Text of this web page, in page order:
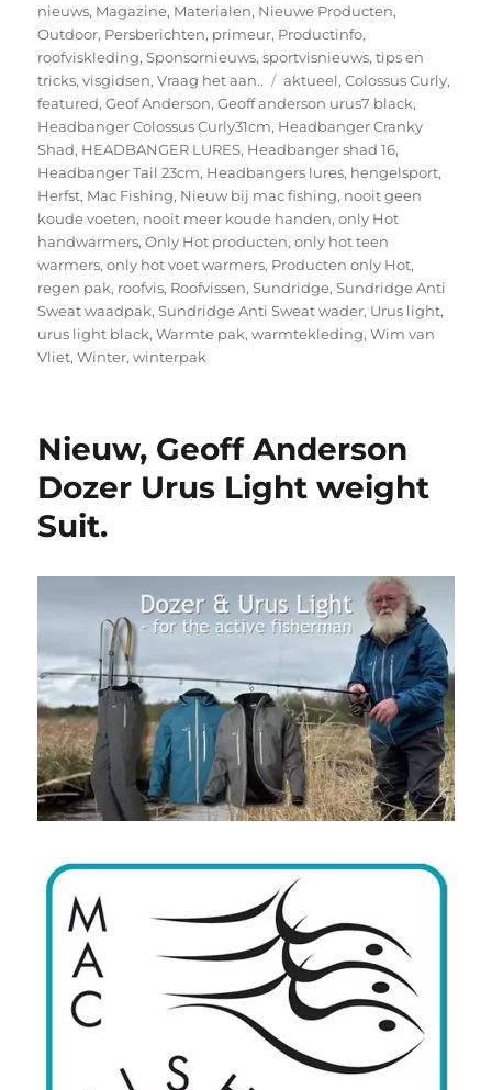
nieuws, Magazine, Materialen, Nieuwe Producten,
Outdoor, Persberichten, primeur, Productinfo,
roofviskleding,Sponsornieuws,sportvisnieuws,tips en
tricks,visgidsen,Vraag het aan.. Tags
aktueel,Colossus Curly,
featured,Geof Anderson,Geoff anderson urus7 black,
Headbanger Colossus Curly31cm, Headbanger Cranky
Shad, HEADBANGER LURES, Headbanger shad 16,
Headbanger Tail 23cm, Headbangers lures, hengelsport,
Herfst, Mac Fishing, Nieuw bij mac fishing, nooit geen
koude voeten, nooit meer koude handen,only Hot
handwarmers,Only Hot producten,only hot teen
warmers,only hot voet warmers, Producten only Hot,
regen pak, roofvis, Roofvissen,Sundridge,Sundridge Anti
Sweat waadpak,Sundridge Anti Sweat wader, Urus light,
urus light black,Warmte pak,warmtekleding,Wim van
Vliet,Winter,winterpak
Nieuw, Geoff Anderson
Dozer Urus Light weight
Suit.